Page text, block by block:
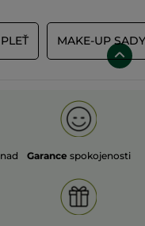
PLEŤ MAKE-UP SADY
nad
Garance spokojenosti